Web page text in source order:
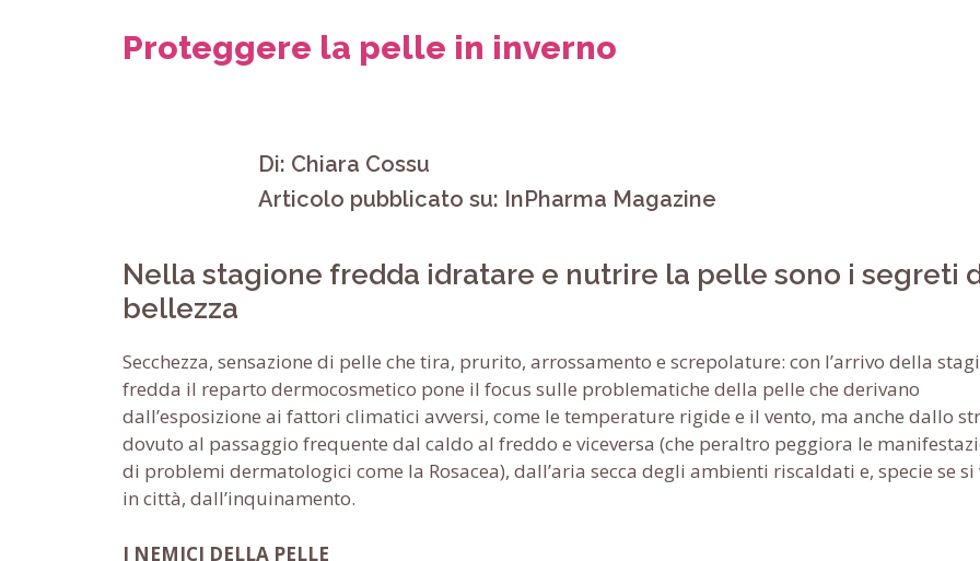
Proteggere la pelle in inverno
Di: Chiara Cossu
Articolo pubblicato su: InPharma Magazine
Nella stagione fredda idratare e nutrire la pelle sono i segreti
bellezza
Secchezza, sensazione di pelle che tira, prurito, arrossamento e screpolature: con l’arrivo della
fredda il reparto dermocosmetico pone il focus sulle problematiche della pelle che derivano
dall’esposizione ai fattori climatici avversi, come le temperature rigide e il vento, ma anche dallo
dovuto al passaggio frequente dal caldo al freddo e viceversa (che peraltro peggiora le
di problemi dermatologici come la Rosacea), dall’aria secca degli ambienti riscaldati e, specie se si
in città, dall’inquinamento.
I NEMICI DELLA PELLE